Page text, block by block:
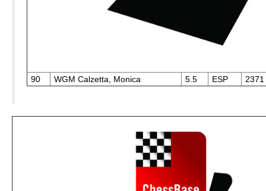
90 WGM Calzetta, Monica 5.5 ESP 2371